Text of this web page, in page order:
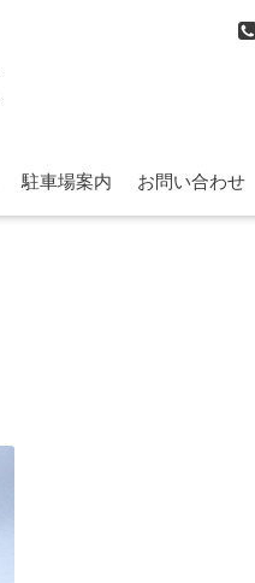
駐車場案内 お問い合わせ